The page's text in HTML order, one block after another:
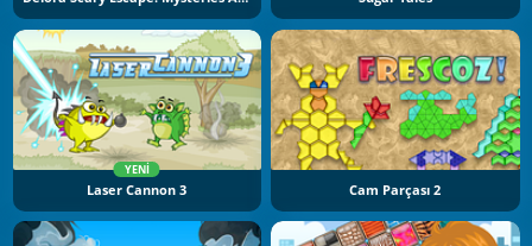
YENI
Laser Cannon 3 Cam Parçası 2